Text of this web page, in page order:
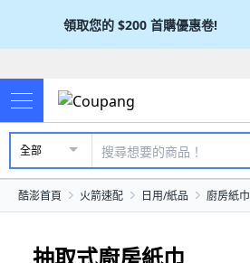
領取您的 $200 首購優惠卷!
全部
酷澎首頁 火箭速配 日用/紙品 廚房紙巾